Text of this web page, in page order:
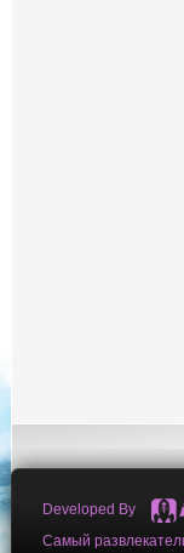
Developed By
Самый